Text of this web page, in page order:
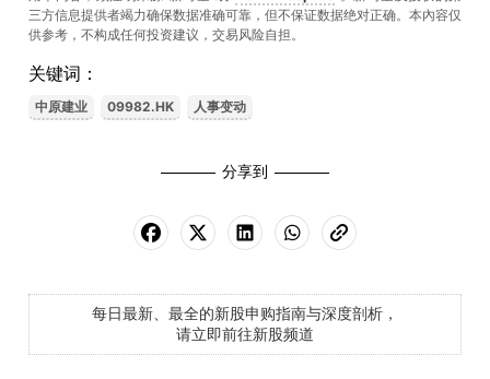
三方信息提供者竭力确保数据准确可靠，但不保证数据绝对正确。本內容仅
供参考，不构成任何投资建议，交易风险自担。
关键词：
中原建业 09982.HK 人事变动
分享到
每日最新、最全的新股申购指南与深度剖析，
请立即前往新股频道